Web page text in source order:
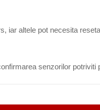
iar altele pot necesita
senzorilor potriviti